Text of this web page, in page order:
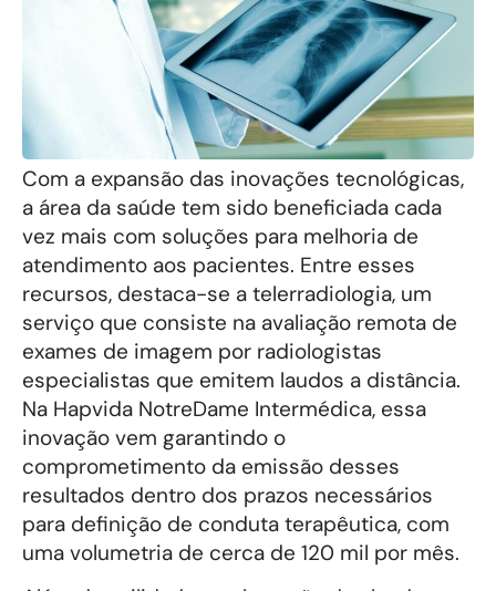
Com a expansão das inovações tecnológicas,
a área da saúde tem sido beneficiada cada
vez mais com soluções para melhoria de
atendimento aos pacientes. Entre esses
recursos, destaca-se a telerradiologia, um
serviço que consiste na avaliação remota de
exames de imagem por radiologistas
especialistas que emitem laudos a distância.
Na Hapvida NotreDame Intermédica, essa
inovação vem garantindo o
comprometimento da emissão desses
resultados dentro dos prazos necessários
para definição de conduta terapêutica, com
uma volumetria de cerca de 120 mil por mês.